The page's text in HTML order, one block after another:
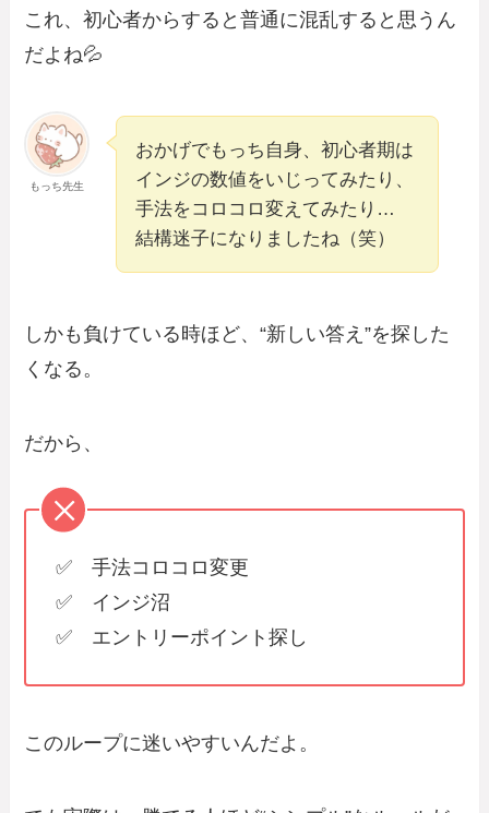
これ、初心者からすると普通に混乱すると思うん
だよね💦
もっち先生
おかげでもっち自身、初心者期は
インジの数値をいじってみたり、
手法をコロコロ変えてみたり…
結構迷子になりましたね（笑）
しかも負けている時ほど、“新しい答え”を探した
くなる。
だから、
✅ 手法コロコロ変更
✅ インジ沼
✅ エントリーポイント探し
このループに迷いやすいんだよ。